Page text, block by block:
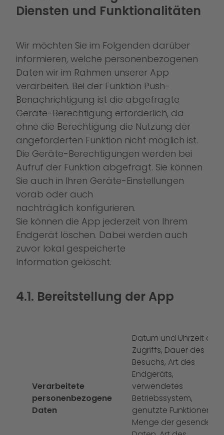
Diensten und Funktionalitäten
Wir möchten Sie im Folgenden darüber
informieren, welche personenbezogenen
Daten wir im Rahmen unserer App
verarbeiten. Bei der Funktion Push-
Benachrichtigung ist die abgefragte
Geräte-Berechtigung erforderlich, da
ohne die Berechtigung die Nutzung der
angeforderten Funktion nicht möglich ist.
Die Geräte-Berechtigungen werden bei
Aufruf der Funktion abgefragt. Sie können
Sie auch in Ihren Geräte-Einstellungen
vorab oder auch
nachträglich konfigurieren.
Sie können die App jederzeit von Ihrem
Endgerät löschen. Dabei werden auch
zuvor lokal gespeicherte
Information gelöscht.
4.1. Bereitstellung der App
Verarbeitete
personenbezogene
Daten
Datum und Uhrzeit des
Zugriffs, Dauer des
Besuchs, Art des
Endgeräts,
verwendetes
Betriebssystem,
genutzte Funktionen,
Menge der gesendeten